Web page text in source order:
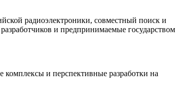
радиоэлектроники, совместный поиск и
и предпринимаемые государством
и перспективные разработки на